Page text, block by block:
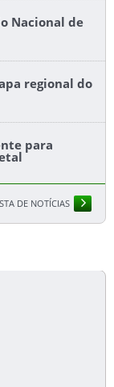
Nacional de
regional do
para
DE NOTÍCIAS